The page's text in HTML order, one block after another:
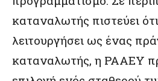
καταναλωτής πιστεύει
λειτουργήσει ως ένας
καταναλωτής, η ΡΑΑΕΥ